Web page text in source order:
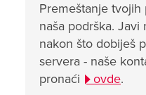
Premeštanje tvojih
naša podrška. Javi
nakon što dobiješ
servera - naše
pronaći
ovde.